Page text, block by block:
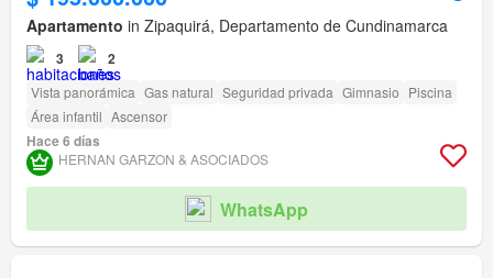
Apartamento in Zipaquirá, Departamento de Cundinamarca
3 2
Vista panorámica Gas natural Seguridad privada Gimnasio Piscina
Área infantil Ascensor
Hace 6 días
HERNAN GARZON & ASOCIADOS
WhatsApp